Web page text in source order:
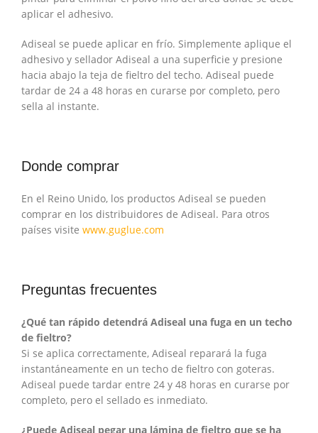
aplicar el adhesivo.
Adiseal se puede aplicar en frío. Simplemente aplique el
adhesivo y sellador Adiseal a una superficie y presione
hacia abajo la teja de fieltro del techo. Adiseal puede
tardar de 24 a 48 horas en curarse por completo, pero
sella al instante.
Donde comprar
En el Reino Unido, los productos Adiseal se pueden
comprar en los distribuidores de Adiseal. Para otros
países visite www.guglue.com
Preguntas frecuentes
¿Qué tan rápido detendrá Adiseal una fuga en un techo
de fieltro?
Si se aplica correctamente, Adiseal reparará la fuga
instantáneamente en un techo de fieltro con goteras.
Adiseal puede tardar entre 24 y 48 horas en curarse por
completo, pero el sellado es inmediato.
¿Puede Adiseal pegar una lámina de fieltro que se ha